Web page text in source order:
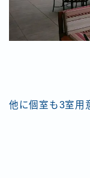
他に個室も3室用